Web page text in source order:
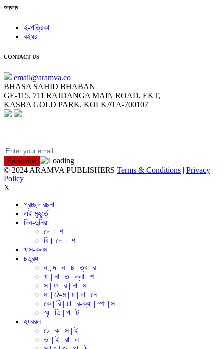
অন্যান্য
ই-পত্রিকা
বইঘর
CONTACT US
email@aramva.co
BHASA SAHID BHABAN
GE-115, 711 RAJDANGA MAIN ROAD, EKT,
KASBA GOLD PARK, KOLKATA-700107
© 2024 ARAMVA PUBLISHERS Terms & Conditions | Privacy
Policy
X
প্রচ্ছদ রচনা
এই মুহূর্তে
দিন-দুনিয়া
দে । শ
বি। দে । শ
খাস-কলম
চতুরঙ্গ
ন | ন্দ | ন | চ | ত্ব | র
খা | না | ত | ল্লা | শ
স | ফ | র | না | মা
মা | ঠে-ম | য় | দা | নে
কে | রি | য়া | র-ক্যা | ম্পা | স
স্মৃ | তি | প | ট
হযবরল
টে | ক | স | ই
ভা | ই | রা | ল